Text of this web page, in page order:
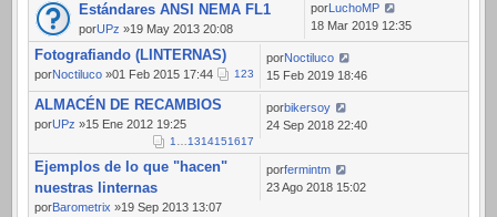
Estándares ANSI NEMA FL1
porUPz »19 May 2013 20:08
porLuchoMP
18 Mar 2019 12:35
Fotografiando (LINTERNAS)
porNoctiluco »01 Feb 2015 17:44 123
porNoctiluco
15 Feb 2019 18:46
ALMACÉN DE RECAMBIOS
porUPz »15 Ene 2012 19:25
1 1314151617
porbikersoy
24 Sep 2018 22:40
Ejemplos de lo que "hacen"
nuestras linternas
porBarometrix »19 Sep 2013 13:07
porfermintm
23 Ago 2018 15:02